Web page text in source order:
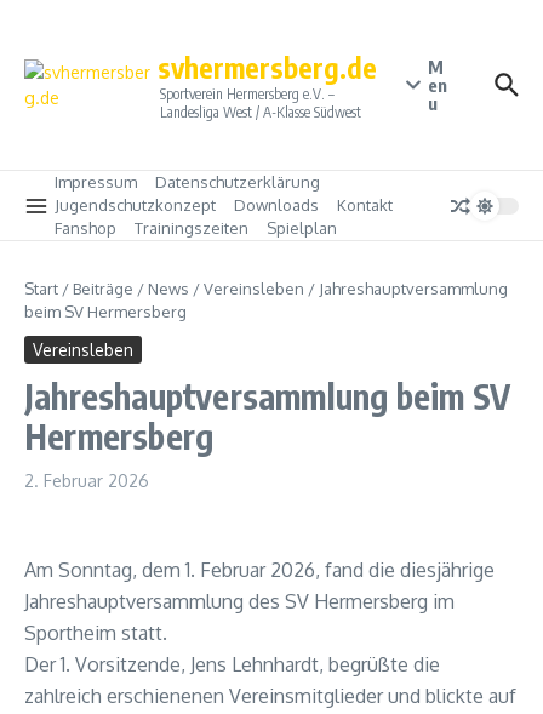
svhermersberg.de
Sportverein Hermersberg e.V. –
Landesliga West / A-Klasse Südwest
M
en
u
Impressum
Datenschutzerklärung
Jugendschutzkonzept
Downloads
Kontakt
Fanshop
Trainingszeiten Spielplan
Start / Beiträge / News /Vereinsleben / Jahreshauptversammlung
beim SV Hermersberg
Vereinsleben
Jahreshauptversammlung beim SV
Hermersberg
2. Februar 2026
Am Sonntag, dem 1. Februar 2026, fand die diesjährige
Jahreshauptversammlung des SV Hermersberg im
Sportheim statt.
Der 1. Vorsitzende, Jens Lehnhardt, begrüßte die
zahlreich erschienenen Vereinsmitglieder und blickte auf